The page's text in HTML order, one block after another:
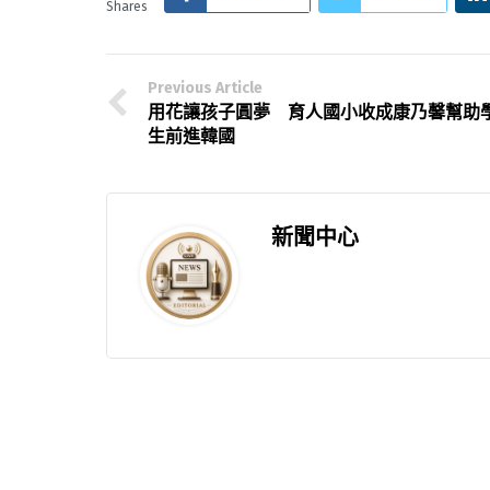
Shares
Previous Article
用花讓孩子圓夢 育人國小收成康乃馨幫助
生前進韓國
新聞中心